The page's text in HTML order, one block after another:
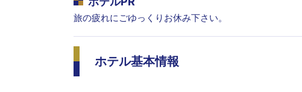
旅の疲れにごゆっくりお休み下さい。
ホテル基本情報